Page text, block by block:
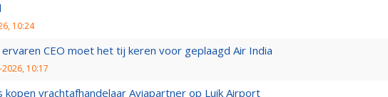
10:24
CEO moet het tij keren voor geplaagd Air India
10:17
kopen vrachtafhandelaar Aviapartner op Luik Airport